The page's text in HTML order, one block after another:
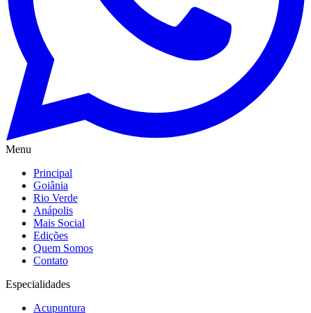
Menu
Principal
Goiânia
Rio Verde
Anápolis
Mais Social
Edições
Quem Somos
Contato
Especialidades
Acupuntura